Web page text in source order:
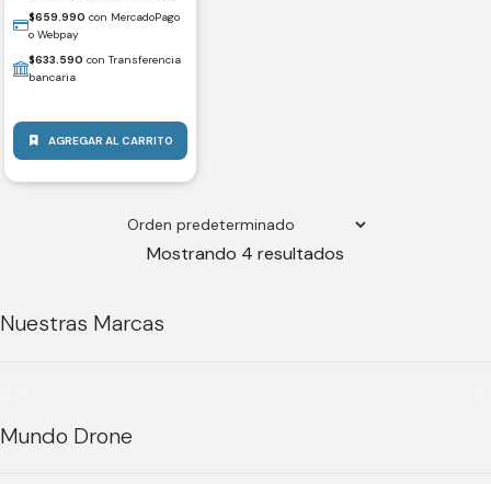
$659.990 con MercadoPago
o Webpay
$633.590 con Transferencia
bancaria
AGREGAR AL CARRITO
Mostrando 4 resultados
Nuestras Marcas
Mundo Drone